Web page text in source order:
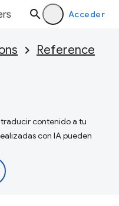
Acceder
Reference
contenido a tu
con IA pueden